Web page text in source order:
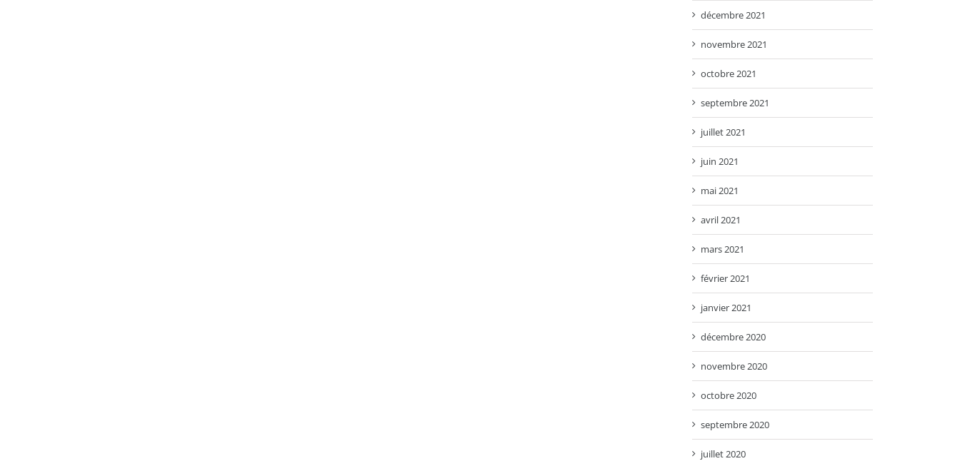
décembre 2021
novembre 2021
octobre 2021
septembre 2021
juillet 2021
juin 2021
mai 2021
avril 2021
mars 2021
février 2021
janvier 2021
décembre 2020
novembre 2020
octobre 2020
septembre 2020
juillet 2020